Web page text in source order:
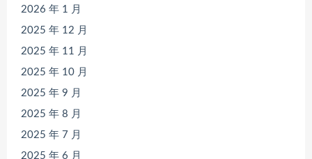
2026 年 1 月
2025 年 12 月
2025 年 11 月
2025 年 10 月
2025 年 9 月
2025 年 8 月
2025 年 7 月
2025 年 6 月